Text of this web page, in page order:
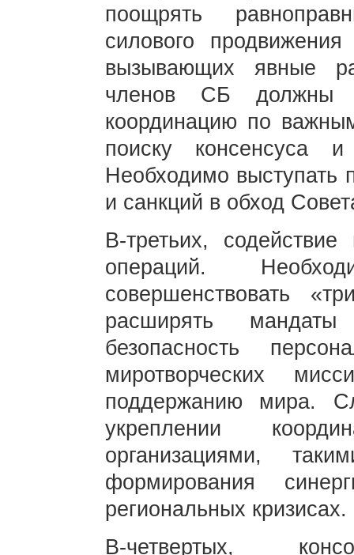
поощрять
силового
вызывающих явные
членов СБ должны
координацию по
поиску консенсуса
Необходимо выступать
и санкций в обход
В-третьих, содействие
операций.
совершенствовать
расширять
безопасность
миротворческих
поддержанию мира.
укреплении
организациями,
формирования
региональных кризисах.
В-четвертых,